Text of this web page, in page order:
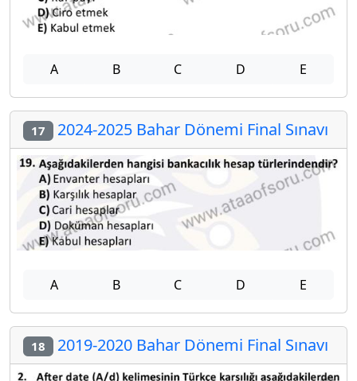
A B C D E
17 2024-2025 Bahar Dönemi Final Sınavı
A B C D E
18 2019-2020 Bahar Dönemi Final Sınavı